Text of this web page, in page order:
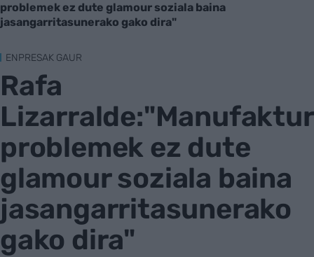
problemek ez dute glamour soziala baina
jasangarritasunerako gako dira"
ENPRESAK GAUR
Rafa
problemek ez dute
glamour soziala baina
jasangarritasunerako
gako dira"